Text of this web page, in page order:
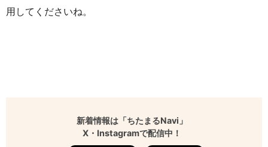
用してくださいね。
新着情報は「ちたまるNavi」
X・Instagramで配信中！